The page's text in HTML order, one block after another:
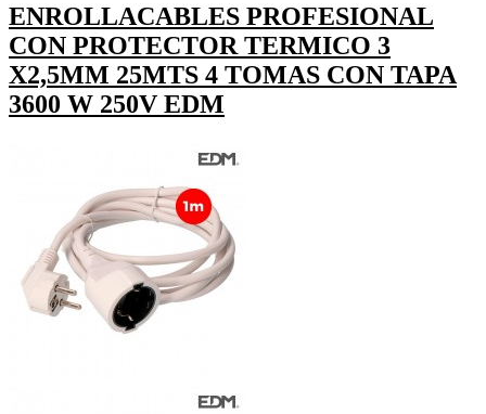
ENROLLACABLES PROFESIONAL
CON PROTECTOR TERMICO 3
X2,5MM 25MTS 4 TOMAS CON TAPA
3600 W 250V EDM